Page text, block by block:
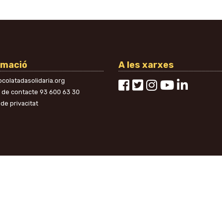
de contacte 93 600 63 30
privacitat
A les xarxes